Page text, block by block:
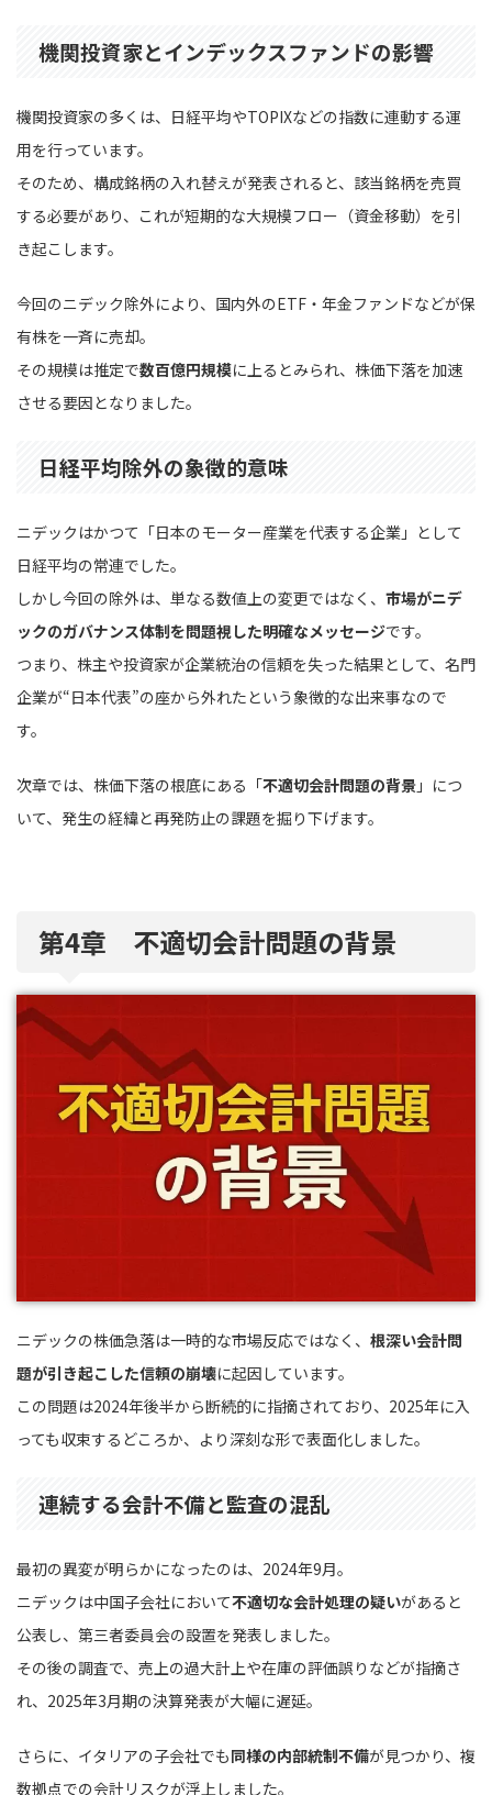
機関投資家とインデックスファンドの影響
機関投資家の多くは、日経平均やTOPIXなどの指数に連動する運
用を行っています。
そのため、構成銘柄の入れ替えが発表されると、該当銘柄を売買
する必要があり、これが短期的な大規模フロー（資金移動）を引
き起こします。
今回のニデック除外により、国内外のETF・年金ファンドなどが保
有株を一斉に売却。
その規模は推定で数百億円規模に上るとみられ、株価下落を加速
させる要因となりました。
日経平均除外の象徴的意味
ニデックはかつて「日本のモーター産業を代表する企業」として
日経平均の常連でした。
しかし今回の除外は、単なる数値上の変更ではなく、 市場がニデ
ックのガバナンス体制を問題視した明確なメッセージです。
つまり、株主や投資家が企業統治の信頼を失った結果として、名門
企業が“日本代表”の座から外れたという象徴的な出来事なので
す。
次章では、株価下落の根底にある「不適切会計問題の背景 」につ
いて、発生の経緯と再発防止の課題を掘り下げます。
第4章 不適切会計問題の背景
ニデックの株価急落は一時的な市場反応ではなく、 根深い会計問
題が引き起こした信頼の崩壊に起因しています。
この問題は2024年後半から断続的に指摘されており、2025年に入
っても収束するどころか、より深刻な形で表面化しました。
連続する会計不備と監査の混乱
最初の異変が明らかになったのは、2024年9月。
ニデックは中国子会社において不適切な会計処理の疑いがあると
公表し、第三者委員会の設置を発表しました。
その後の調査で、売上の過大計上や在庫の評価誤りなどが指摘さ
れ、2025年3月期の決算発表が大幅に遅延。
さらに、イタリアの子会社でも同様の内部統制不備が見つかり、複
数拠点での会計リスクが浮上しました。